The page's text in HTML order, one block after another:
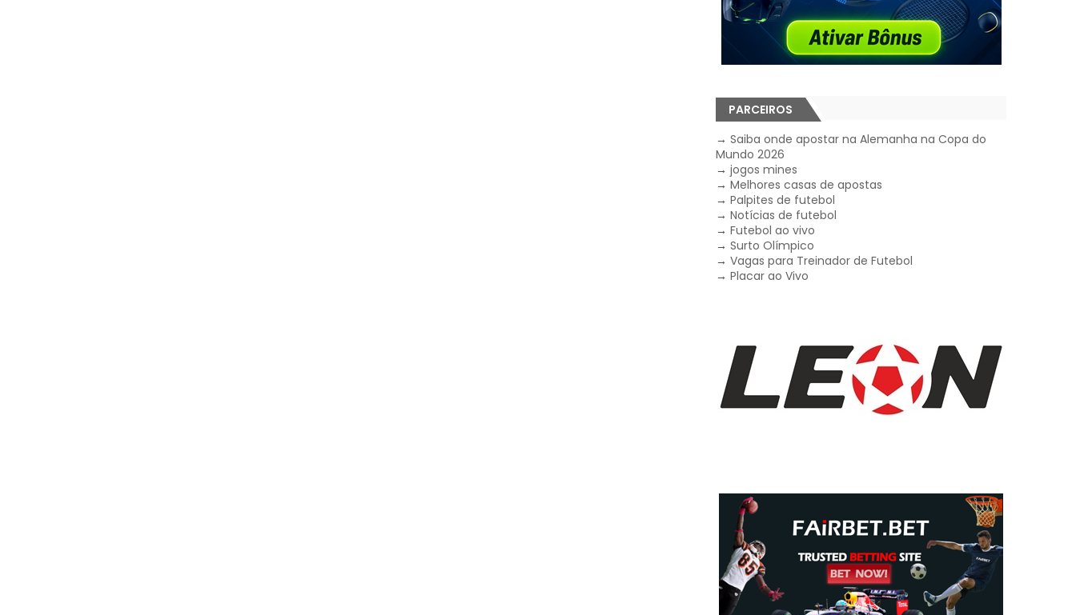
PARCEIROS
→Saiba onde apostar na Alemanha na Copa do
Mundo 2026
→jogos mines
→Melhores casas de apostas
→Palpites de futebol
→Notícias de futebol
→Futebol ao vivo
→Surto Olímpico
→Vagas para Treinador de Futebol
→Placar ao Vivo